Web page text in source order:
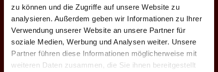
zu können und die Zugriffe auf unsere Website zu
analysieren. Außerdem geben wir Informationen zu Ihrer
Verwendung unserer Website an unsere Partner für
soziale Medien, Werbung und Analysen weiter. Unsere
Partner führen diese Informationen möglicherweise mit
weiteren Daten zusammen, die Sie ihnen bereitgestellt
Auswählen
22.10.2026
Donnerstag, 19:30 Uhr